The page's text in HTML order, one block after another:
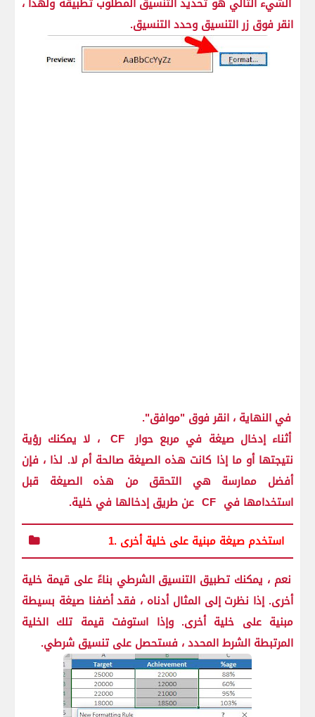
انقر فوق زر التنسيق وحدد التنسيق.
في النهاية ، انقر فوق "موافق".
أثناء إدخال صيغة في مربع حوار CF ، لا يمكنك رؤية
نتيجتها أو ما إذا كانت هذه الصيغة صالحة أم لا. لذا ، فإن
أفضل ممارسة هي التحقق من هذه الصيغة قبل
استخدامها في CF عن طريق إدخالها في خلية.
1. استخدم صيغة مبنية على خلية أخرى
نعم ، يمكنك تطبيق التنسيق الشرطي بناءً على قيمة خلية
أخرى. إذا نظرت إلى المثال أدناه ، فقد أضفنا صيغة بسيطة
مبنية على خلية أخرى. وإذا استوفت قيمة تلك الخلية
المرتبطة الشرط المحدد ، فستحصل على تنسيق شرطي.